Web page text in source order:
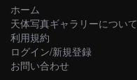
ホーム
天体写真ギャラリーについて
利用規約
ログイン/新規登録
お問い合わせ